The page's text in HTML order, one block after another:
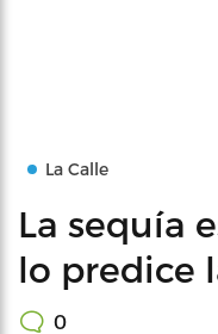
La Calle
La sequía
lo predice
0